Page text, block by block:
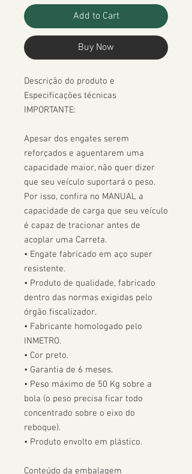
Add to Cart
Buy Now
Descrição do produto e
Especificações técnicas
IMPORTANTE:
Apesar dos engates serem
reforçados e aguentarem uma
capacidade maior, não quer dizer
que seu veículo suportará o peso.
Por isso, confira no MANUAL a
capacidade de carga que seu veículo
é capaz de tracionar antes de
acoplar uma Carreta.
• Engate fabricado em aço super
resistente.
• Produto de qualidade, fabricado
dentro das normas exigidas pelo
órgão fiscalizador.
• Fabricante homologado pelo
INMETRO.
• Cor preto.
• Garantia de 6 meses.
• Peso máximo de 50 Kg sobre a
bola (o peso precisa ficar todo
concentrado sobre o eixo do
reboque).
• Produto envolto em plástico.
Conteúdo da embalagem